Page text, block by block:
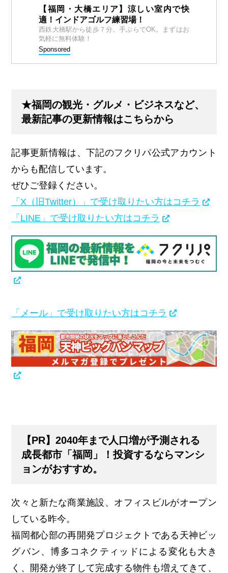
【福岡・大橋エリア】涼しい室内で快
適！インドアゴルフ練習場！
西鉄大橋駅から徒歩７分。手ぶらでOK。まずはお
気軽に無料体験！
Sponsored
★福岡の観光・グルメ・ビジネスなど、
最新記事の更新情報はこちらから
記事更新情報は、下記のフクリパ公式アカウント
からも配信しています。
ぜひご登録ください。
「X（旧Twitter）」で受け取りたい方はコチラ
「LINE」で受け取りたい方はコチラ
「メール」で受け取りたい方はコチラ
【PR】2040年まで人口増が予測される
成長都市「福岡」！投資するならマンシ
ョンがおすすめ。
次々と新たな商業施設、オフィスビルがオープン
している昨今。
福岡都心部の再開発プロジェクトである天神ビッ
グバン、博多コネクティッドによる変化も大き
く、開発が終了して完成する物件も増えてきて、